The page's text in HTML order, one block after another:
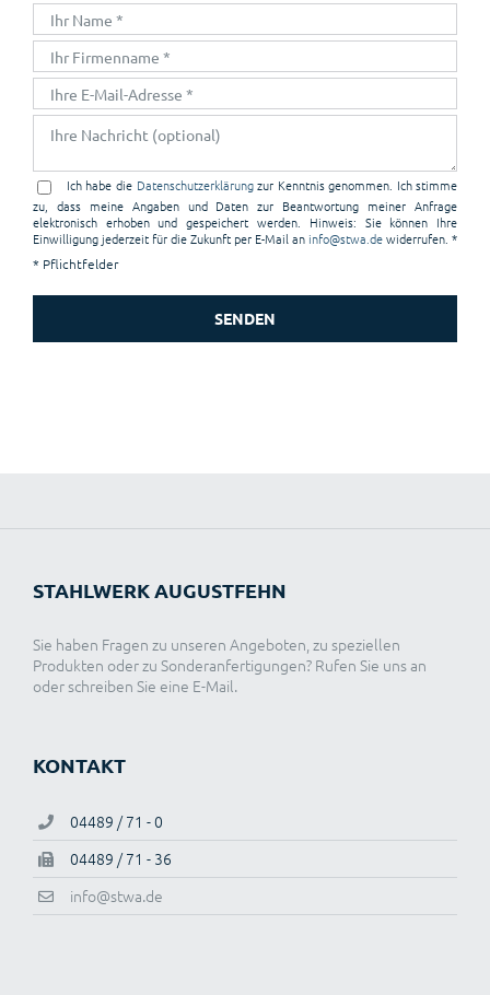
Ich habe die Datenschutzerklärungzur Kenntnis genommen. Ich stimme
zu, dass meine Angaben und Daten zur Beantwortung meiner Anfrage
elektronisch erhoben und gespeichert werden. Hinweis: Sie können Ihre
Einwilligung jederzeit für die Zukunft per E-Mail aninfo@stwa.dewiderrufen. *
* Pflichtfelder
STAHLWERK AUGUSTFEHN
Sie haben Fragen zu unseren Angeboten, zu speziellen
Produkten oder zu Sonderanfertigungen? Rufen Sie uns an
oder schreiben Sie eine E-Mail.
KONTAKT
04489 / 71 - 0
04489 / 71 - 36
info@stwa.de